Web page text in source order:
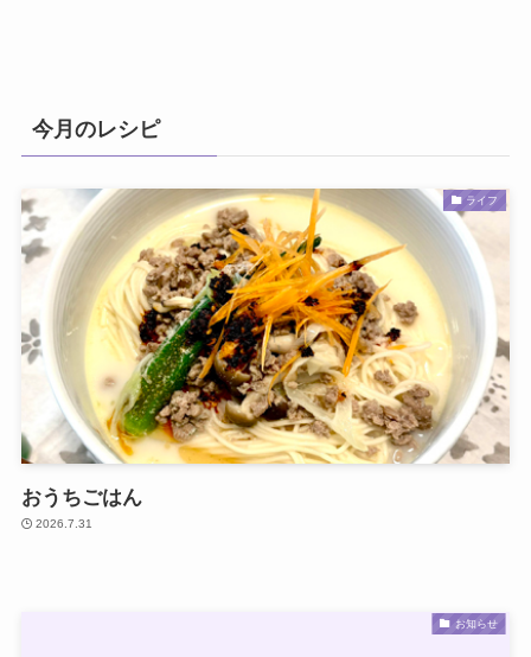
今月のレシピ
ライフ
おうちごはん
2026.7.31
お知らせ